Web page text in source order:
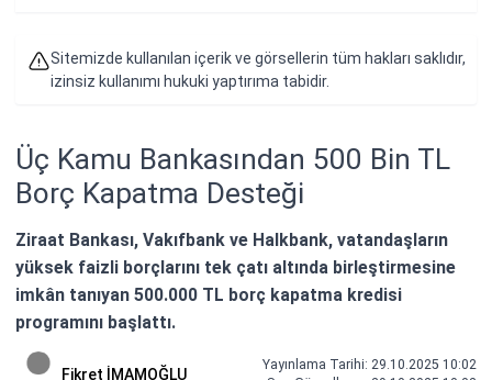
Sitemizde kullanılan içerik ve görsellerin tüm hakları saklıdır,
izinsiz kullanımı hukuki yaptırıma tabidir.
Üç Kamu Bankasından 500 Bin TL
Borç Kapatma Desteği
Ziraat Bankası, Vakıfbank ve Halkbank, vatandaşların
yüksek faizli borçlarını tek çatı altında birleştirmesine
imkân tanıyan 500.000 TL borç kapatma kredisi
programını başlattı.
Fikret İMAMOĞLU
Yayınlama Tarihi: 29.10.2025 10:02